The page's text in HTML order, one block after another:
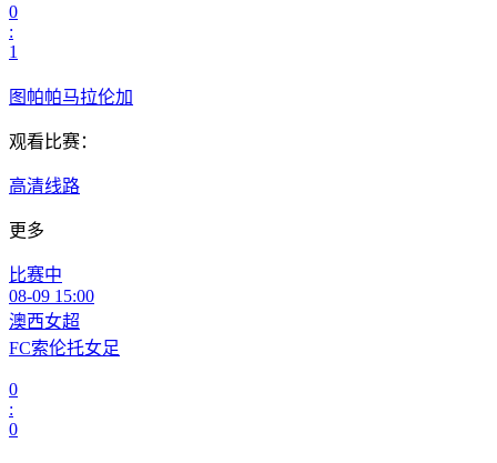
0
:
1
图帕帕马拉伦加
观看比赛：
高清线路
更多
比赛中
08-09 15:00
澳西女超
FC索伦托女足
0
:
0